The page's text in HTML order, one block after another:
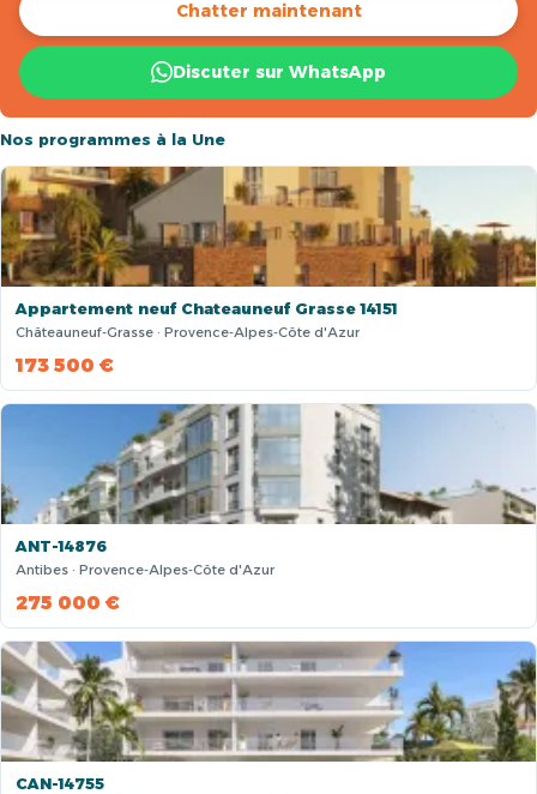
Chatter maintenant
Discuter sur WhatsApp
Nos programmes à la Une
Appartement neuf Chateauneuf Grasse 14151
Châteauneuf-Grasse · Provence-Alpes-Côte d'Azur
173 500 €
ANT-14876
Antibes · Provence-Alpes-Côte d'Azur
275 000 €
CAN-14755